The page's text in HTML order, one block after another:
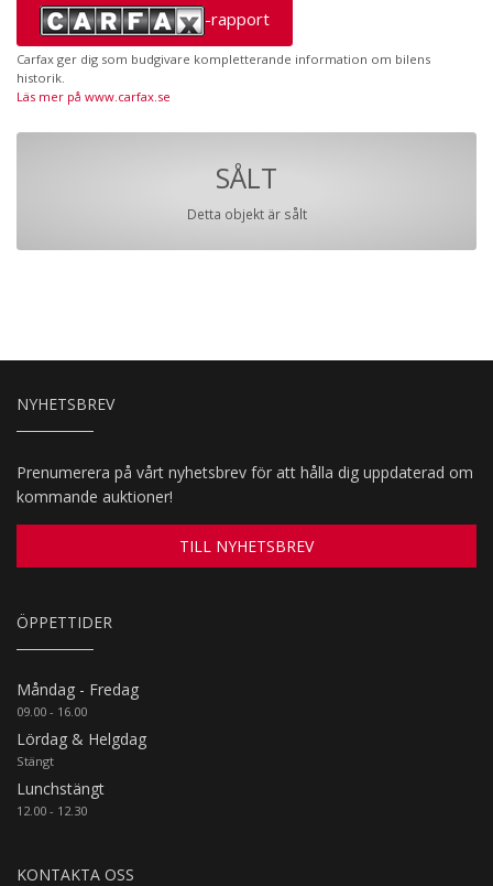
-rapport
Carfax ger dig som budgivare kompletterande information om bilens
historik.
Läs mer på www.carfax.se
SÅLT
Detta objekt är sålt
NYHETSBREV
Prenumerera på vårt nyhetsbrev för att hålla dig uppdaterad om
kommande auktioner!
TILL NYHETSBREV
ÖPPETTIDER
Måndag - Fredag
09.00 - 16.00
Lördag & Helgdag
Stängt
Lunchstängt
12.00 - 12.30
KONTAKTA OSS